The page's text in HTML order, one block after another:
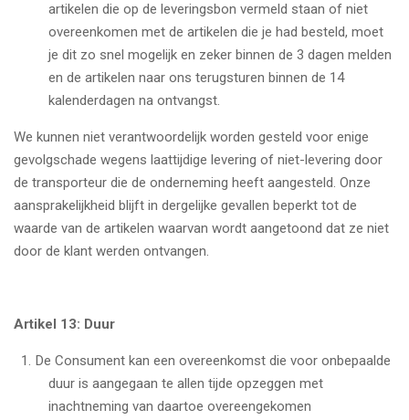
artikelen die op de leveringsbon vermeld staan of niet
overeenkomen met de artikelen die je had besteld, moet
je dit zo snel mogelijk en zeker binnen de 3 dagen melden
en de artikelen naar ons terugsturen binnen de 14
kalenderdagen na ontvangst.
We kunnen niet verantwoordelijk worden gesteld voor enige
gevolgschade wegens laattijdige levering of niet-levering door
de transporteur die de onderneming heeft aangesteld. Onze
aansprakelijkheid blijft in dergelijke gevallen beperkt tot de
waarde van de artikelen waarvan wordt aangetoond dat ze niet
door de klant werden ontvangen.
Artikel 13: Duur
De Consument kan een overeenkomst die voor onbepaalde
duur is aangegaan te allen tijde opzeggen met
inachtneming van daartoe overeengekomen